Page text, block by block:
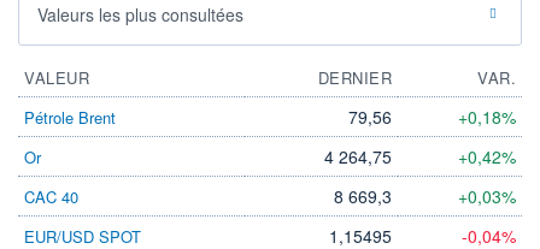
Valeurs les plus consultées
VALEUR DERNIER
VAR.
Pétrole Brent
79,56 +0,18%
Or 4 264,75 +0,42%
CAC 40 8 669,3 +0,03%
EUR/USD SPOT 1,15495 -0,04%